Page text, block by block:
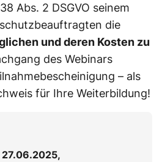
Abs. 2 DSGVO seinem
die
und deren Kosten zu
des Webinars
– als
für Ihre Weiterbildung!